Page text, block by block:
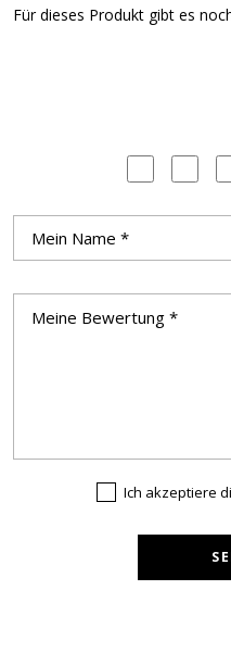
Für dieses Produkt gibt es
Ich akzeptiere